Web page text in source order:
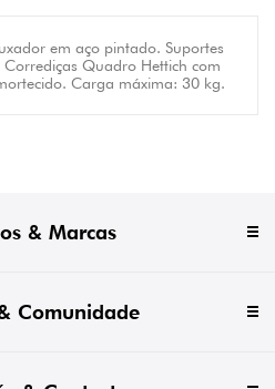
em aço pintado. Suportes
Quadro Hettich com
Carga máxima: 30 kg.
& Marcas
Comunidade